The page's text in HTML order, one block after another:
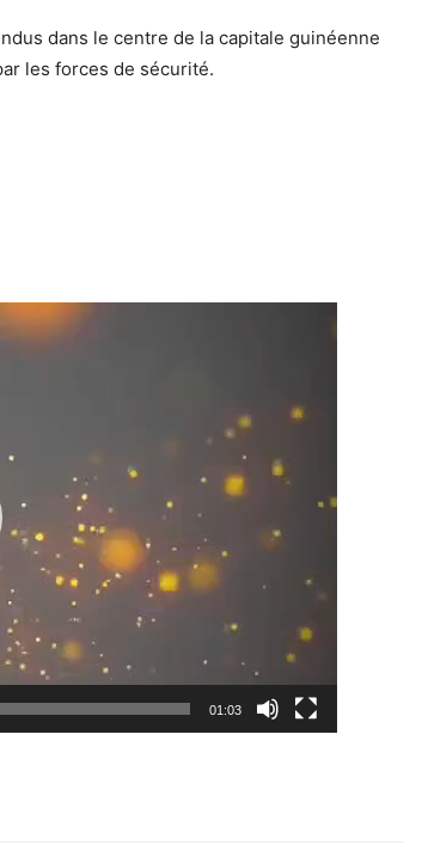
dans le centre de la capitale guinéenne
les forces de sécurité.
01:03